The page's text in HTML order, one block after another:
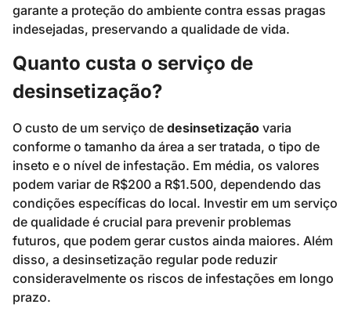
garante a proteção do ambiente contra essas pragas
indesejadas, preservando a qualidade de vida.
Quanto custa o serviço de
desinsetização?
O custo de um serviço de desinsetização varia
conforme o tamanho da área a ser tratada, o tipo de
inseto e o nível de infestação. Em média, os valores
podem variar de R$200 a R$1.500, dependendo das
condições específicas do local. Investir em um serviço
de qualidade é crucial para prevenir problemas
futuros, que podem gerar custos ainda maiores. Além
disso, a desinsetização regular pode reduzir
consideravelmente os riscos de infestações em longo
prazo.